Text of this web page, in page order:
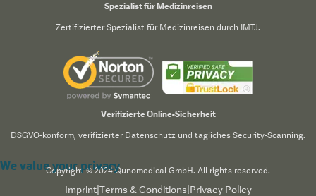
Spezialist für Medizinreisen
Zertifizierter Spezialist für Medizinreisen durch IMTJ.
Verifizierte Online-Sicherheit
DSGVO-konform, verifizierter Datenschutz und tägliches Security-Scanning.
Copyright © 2024 Qunomedical GmbH. All rights reserved.
Imprint| Terms & Conditions Privacy Policy
We value your privacy